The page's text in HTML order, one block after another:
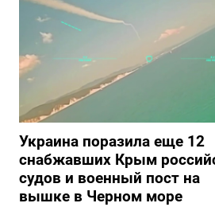
Украина поразила еще 12
снабжавших Крым
судов и военный пост на
вышке в Черном море